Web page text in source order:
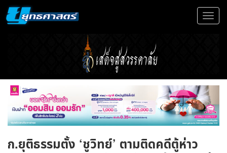
Toggle
ก.ยุติธรรมตั้ง ‘ชูวิทย์’ ตามติดคดีตู้ห่าว